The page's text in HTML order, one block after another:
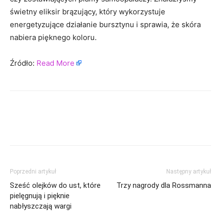
świetny eliksir brązujący, który wykorzystuje
energetyzujące działanie bursztynu i sprawia, że skóra
nabiera pięknego koloru.
Źródło: Read More
Poprzedni artykuł
Sześć olejków do ust, które
pielęgnują i pięknie
nabłyszczają wargi
Następny artykuł
Trzy nagrody dla Rossmanna